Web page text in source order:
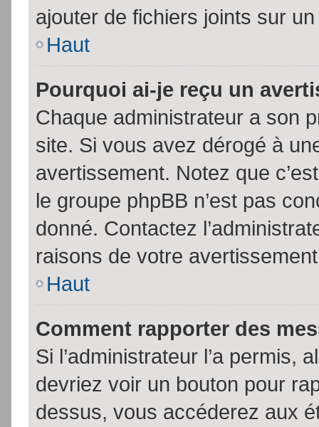
ajouter de fichiers joints sur
Haut
Pourquoi ai-je reçu un
Chaque administrateur a son
site. Si vous avez dérogé à
avertissement. Notez que
le groupe phpBB n’est pas
donné. Contactez
raisons de votre
Haut
Comment rapporter des
Si l’administrateur l’a permis,
devriez voir un bouton pour
dessus, vous accéderez aux